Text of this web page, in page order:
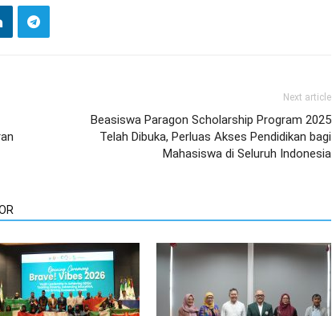
Next article
Beasiswa Paragon Scholarship Program 2025
Telah Dibuka, Perluas Akses Pendidikan bagi
Mahasiswa di Seluruh Indonesia